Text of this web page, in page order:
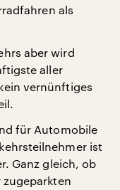
als
aber wird
aller
vernünftiges
für Automobile
ist
Ganz gleich, ob
zugeparkten